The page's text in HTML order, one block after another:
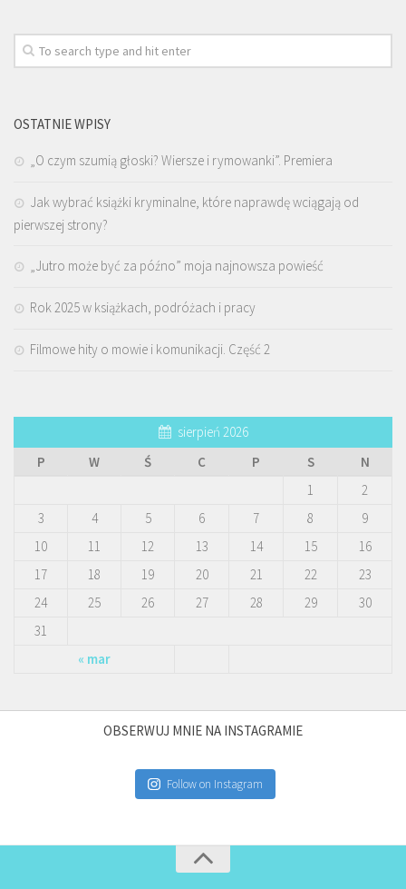
OSTATNIE WPISY
„O czym szumią głoski? Wiersze i rymowanki”. Premiera
Jak wybrać książki kryminalne, które naprawdę wciągają od
pierwszej strony?
„Jutro może być za późno” moja najnowsza powieść
Rok 2025 w książkach, podróżach i pracy
Filmowe hity o mowie i komunikacji. Część 2
sierpień 2026
P
W Ś C P S N
« mar
1
2
3
4 5 6 7 8
9
10
11 12 13 14 15
16
17
18 19 20 21 22
23
24
25 26 27 28 29
30
31
OBSERWUJ MNIE NA INSTAGRAMIE
Follow on Instagram